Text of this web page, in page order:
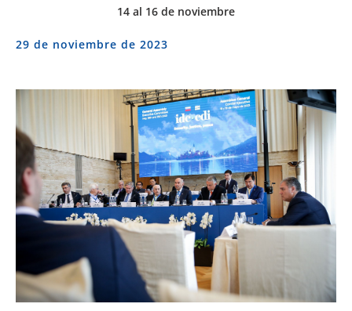
14 al 16 de noviembre
29 de noviembre de 2023